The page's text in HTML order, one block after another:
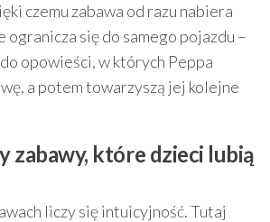
czemu zabawa od razu nabiera
ogranicza się do samego pojazdu –
opowieści, w których Peppa
a potem towarzyszą jej kolejne
zabawy, które dzieci lubią
liczy się intuicyjność. Tutaj